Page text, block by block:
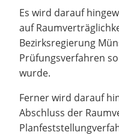
Es wird darauf
auf
Bezirksregierung
Prüfungsverfahren
wurde.
Ferner wird darauf
Abschluss der